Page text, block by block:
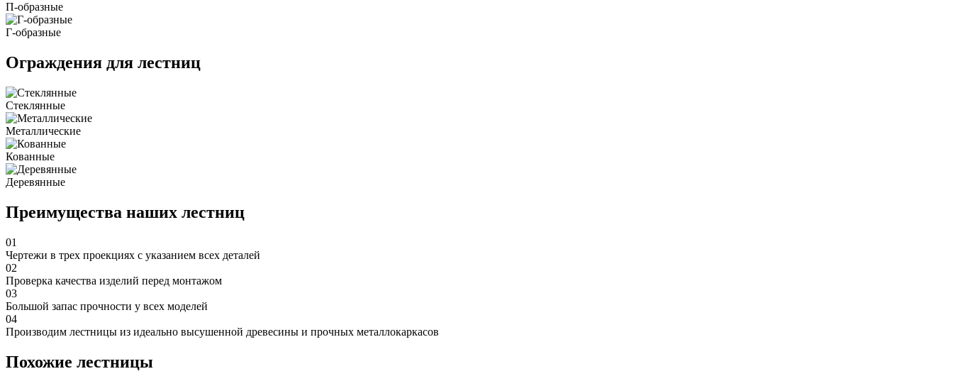
П-образные
Г-образные
Ограждения для лестниц
Стеклянные
Металлические
Кованные
Деревянные
Преимущества наших лестниц
01
Чертежи в трех проекциях с указанием всех деталей
02
Проверка качества изделий перед монтажом
03
Большой запас прочности у всех моделей
04
Производим лестницы из идеально высушенной древесины и прочных металлокаркасов
Похожие лестницы